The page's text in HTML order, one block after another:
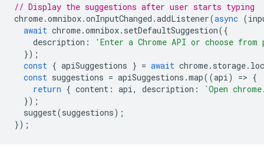
// Display the suggestions after user starts typing
chrome.omnibox.onInputChanged .addListener(async (
await chrome.omnibox. setDefaultSuggestion({
description :
'Enter a Chrome API or choose from
});
const { apiSuggestions } = await chrome. storage.
const suggestions = apiSuggestions .map((api) => {
return { content : api, description :
`Open
});
suggest(suggestions);
});